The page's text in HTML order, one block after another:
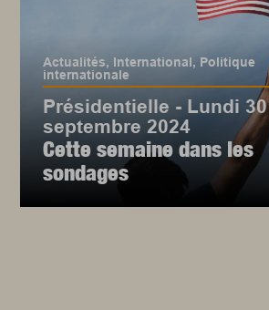
Actualités, International, Politique
internationale
Présidentielle - Lundi 30
septembre 2024
Cette semaine dans les
sondages